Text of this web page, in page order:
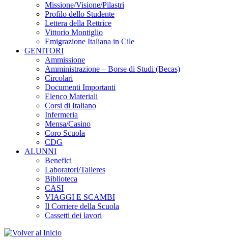
Missione/Visione/Pilastri
Profilo dello Studente
Lettera della Rettrice
Vittorio Montiglio
Emigrazione Italiana in Cile
GENITORI
Ammissione
Amministrazione – Borse di Studi (Becas)
Circolari
Documenti Importanti
Elenco Materiali
Corsi di Italiano
Infermeria
Mensa/Casino
Coro Scuola
CDG
ALUNNI
Benefici
Laboratori/Talleres
Biblioteca
CASI
VIAGGI E SCAMBI
Il Corriere della Scuola
Cassetti dei lavori